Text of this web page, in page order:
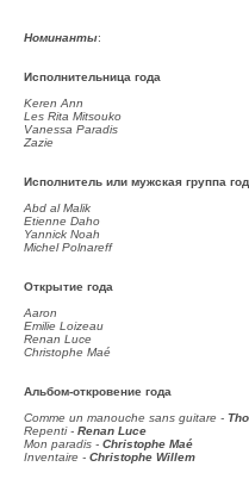
Номинанты:
Исполнительница года
Keren Ann
Les Rita Mitsouko
Vanessa Paradis
Zazie
Исполнитель или мужская группа
Abd al Malik
Etienne Daho
Yannick Noah
Michel Polnareff
Открытие года
Aaron
Emilie Loizeau
Renan Luce
Christophe Maé
Альбом-откровение года
Comme un manouche sans guitare -
Repenti - Renan Luce
Mon paradis - Christophe Maé
Inventaire - Christophe Willem